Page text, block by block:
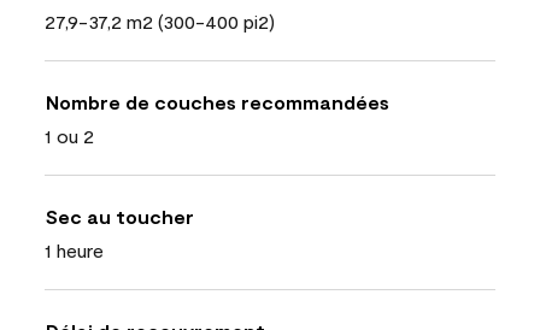
27,9-37,2 m2 (300-400 pi2)
Nombre de couches recommandées
1 ou 2
Sec au toucher
1 heure